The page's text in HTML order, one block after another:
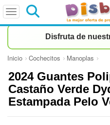
Disfruta de
Inicio Cochecitos Manoplas
2024 Guantes
Castaño Verde
Estampada Pelo